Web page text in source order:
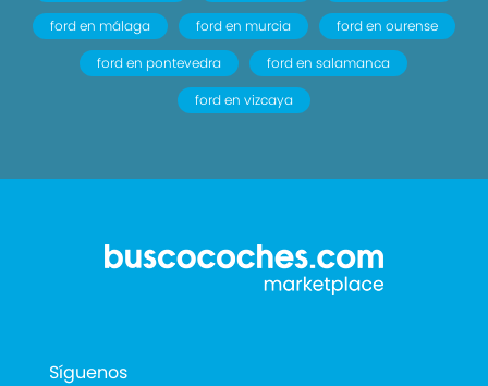
ford en málaga
ford en murcia
ford en ourense
ford en pontevedra
ford en salamanca
ford en vizcaya
Síguenos